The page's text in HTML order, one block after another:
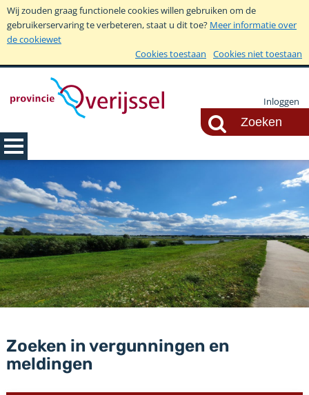
Wij zouden graag functionele cookies willen gebruiken om de
gebruikerservaring te verbeteren, staat u dit toe? Meer informatie over
de cookiewet
Cookies toestaan
Cookies niet toestaan
Inloggen
Zoeken in vergunningen en
meldingen